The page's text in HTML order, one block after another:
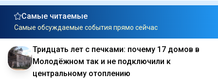
Самые читаемые
Самые обсуждаемые события прямо сейчас
Тридцать лет с печками: почему 17 домов в
Молодёжном так и не подключили к
центральному отоплению